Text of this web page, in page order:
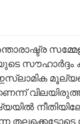
സൗഹാർദ്ദം
തലക്കെട്ടോടെ